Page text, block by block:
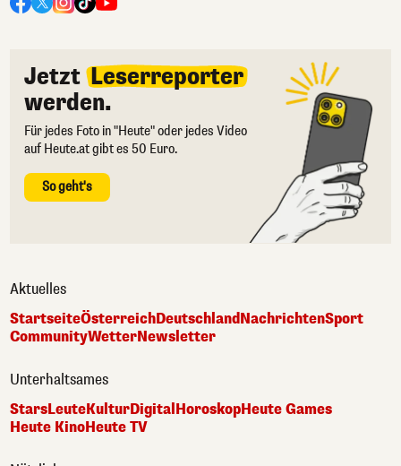
Jetzt Leserreporter
werden.
Für jedes Foto in "Heute" oder jedes Video
auf Heute.at gibt es 50 Euro.
So geht's
Aktuelles
StartseiteÖsterreichDeutschlandNachrichtenSport
CommunityWetterNewsletter
Unterhaltsames
StarsLeuteKulturDigitalHoroskopHeute Games
Heute KinoHeute TV